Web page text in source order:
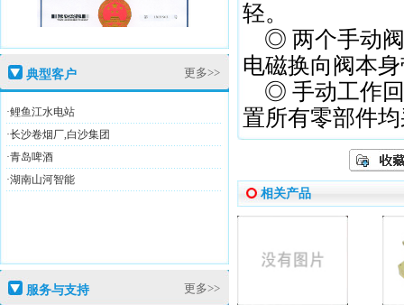
典型客户 更多>>
·鲤鱼江水电站
·长沙卷烟厂,白沙集团
·青岛啤酒
·湖南山河智能
服务与支持 更多>>
轻。
◎ 两个手动阀
电磁换向阀本
◎ 手动工作回
置所有零部件
相关产品